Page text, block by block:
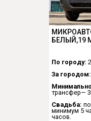
БЕЛЫЙ,19
По городу:
За городом:
трансфер—
Свадьба:
минимум 5
часов.